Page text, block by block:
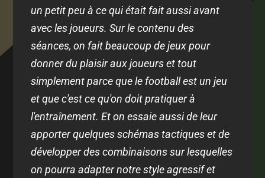
un petit peu à ce qui était fait aussi avant
avec les joueurs. Sur le contenu des
séances, on fait beaucoup de jeux pour
donner du plaisir aux joueurs et tout
simplement parce que le football est un jeu
et que c'est ce qu'on doit pratiquer à
l'entraînement. Et on essaie aussi de leur
apporter quelques schémas tactiques et de
développer des combinaisons sur lesquelles
on pourra adapter notre style agressif et